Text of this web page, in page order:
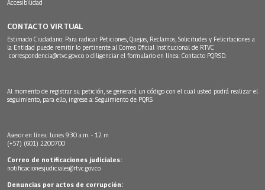
Accesibilidad
CONTACTO VIRTUAL
Estimado Ciudadano: Para radicar Peticiones, Quejas, Reclamos, Solicitudes y Felicitaciones a
la Entidad puede remitir lo pertinente al Correo Oficial Institucional de RTVC
correspondencia@rtvc.gov.co o diligenciar el formulario en línea: Contacto PQRSD.
Al momento de registrar su petición, se generará un código con el cual usted podrá realizar el
seguimiento, para ello, ingrese a: Seguimiento de PQRS
Asesor en línea: lunes 9:30 a.m. - 12 m
(+57) (601) 2200700
Correo de notificaciones judiciales:
notificacionesjudiciales@rtvc.gov.co
Denuncias por actos de corrupción: